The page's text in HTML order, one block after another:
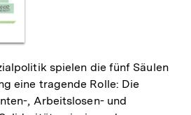
spielen die fünf Säulen
eine tragende Rolle: Die
, Arbeitslosen- und